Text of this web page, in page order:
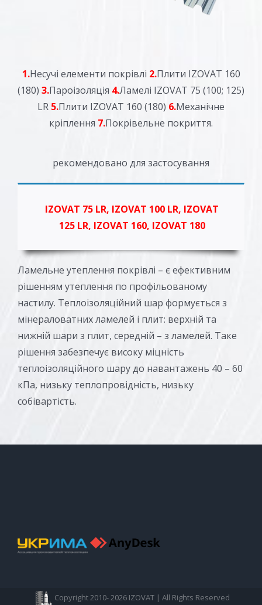
1.Несучі елементи покрівлі 2.Плити IZOVAT 160
(180) 3.Пароізоляція 4.Ламелі IZOVAT 75 (100; 125)
LR 5.Плити IZOVAT 160 (180) 6.Механічне
кріплення 7.Покрівельне покриття.
рекомендовано для застосування
IZOVAT 75 LR, IZOVAT 100 LR, IZOVAT
125 LR, IZOVAT 160, IZOVAT 180
Ламельне утеплення покрівлі – є ефективним
рішенням утеплення по профільованому
настилу. Теплоізоляційний шар формується з
мінераловатних ламелей і плит: верхній та
нижній шари з плит, середній – з ламелей. Таке
рішення забезпечує високу міцність
теплоізоляційного шару до навантажень 40 – 60
кПа, низьку теплопровідність, низьку
собівартість.
Copyright 2010-2026 IZOVAT | All Rights Reserved